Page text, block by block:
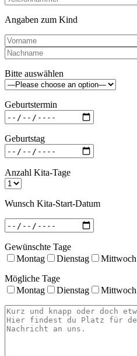
Angaben zum Kind
Bitte auswählen
Geburtstermin
Geburtstag
Anzahl Kita-Tage
Wunsch Kita-Start-Datum
Gewünschte Tage
Montag
Dienstag Mittwoch
Mögliche Tage
Montag
Dienstag Mittwoch